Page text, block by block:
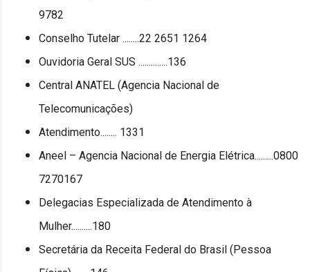
9782
Conselho Tutelar ........22 2651 1264
Ouvidoria Geral SUS ..............136
Central ANATEL (Agencia Nacional de
Telecomunicações)
Atendimento........ 1331
Aneel – Agencia Nacional de Energia Elétrica.........0800
7270167
Delegacias Especializada de Atendimento à
Mulher..........180
Secretária da Receita Federal do Brasil (Pessoa